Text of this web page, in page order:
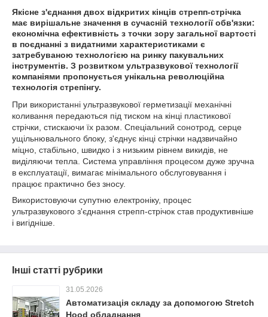
Якісне з'єднання двох відкритих кінців стрепп-стрічка
має вирішальне значення в сучасній технології обв'язки:
економічна ефективність з точки зору загальної вартості
в поєднанні з видатними характеристиками є
затребуваною технологією на ринку пакувальних
інструментів. З розвитком ультразвукової технології
компаніями пропонується унікальна революційна
технологія стрепінгу.
При використанні ультразвукової герметизації механічні
коливання передаються під тиском на кінці пластикової
стрічки, стискаючи їх разом. Спеціальний сонотрод, серце
ущільнювального блоку, з'єднує кінці стрічки надзвичайно
міцно, стабільно, швидко і з низьким рівнем викидів, не
виділяючи тепла. Система управління процесом дуже зручна
в експлуатації, вимагає мінімального обслуговування і
працює практично без зносу.
Використовуючи супутню електроніку, процес
ультразвукового з'єднання стрепп-стрічок став продуктивніше
і вигідніше.
Інші статті рубрики
31.05.2026
Автоматизація складу за допомогою Stretch
Hood обладнання